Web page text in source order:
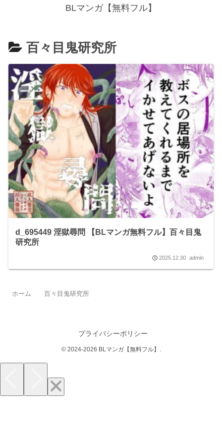
BLマンガ【無料フル】
百々目鬼研究所
d_695449 淫獄尋問 【BLマンガ無料フル】百々目鬼
研究所
2025.12.30 admin
ホーム 百々目鬼研究所
プライバシーポリシー
© 2024-2026 BLマンガ【無料フル】.